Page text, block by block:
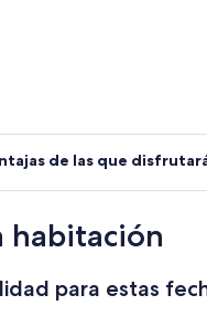
de las que
habitación
para estas